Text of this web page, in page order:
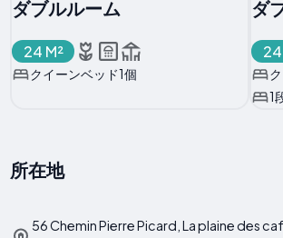
ダブルルーム
24 M²
クイーンベッド1個
ダ
24
1
所在地
56 Chemin Pierre Picard, La plaine des